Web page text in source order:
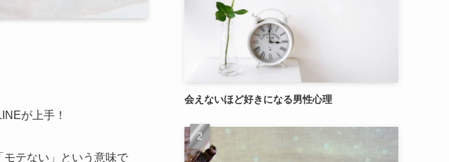
が上手！
テない」という意味で
会えないほど好きになる男性心理